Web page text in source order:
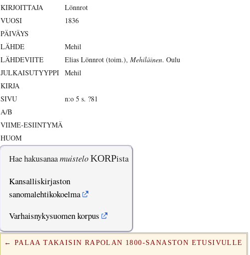
KIRJOITTAJA
Lönnrot
VUOSI
1836
PÄIVÄYS
LÄHDE
Mehil
LÄHDEVIITE
Elias Lönnrot (toim.), Mehiläinen. Oulu
JULKAISUTYYPPI Mehil
KIRJA
SIVU
n:o 5 s. ?81
A/B
VIIME-ESIINTYMÄ
HUOM
Hae hakusanaamuisteloKORPista
Kansalliskirjaston
sanomalehtikokoelma
Varhaisnykysuomen korpus
← PALAA TAKAISIN RAPOLAN 1800-SANASTON ETUSIVULLE